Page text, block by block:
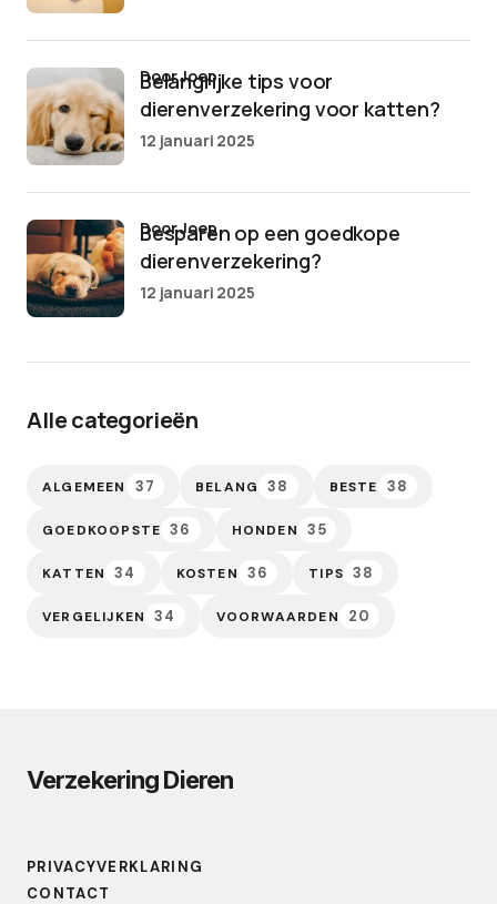
Belangrijke tips voor
dierenverzekering voor katten?
door Joep
12 januari 2025
Besparen op een goedkope
dierenverzekering?
door Joep
12 januari 2025
Alle categorieën
ALGEMEEN 37 BELANG 38 BESTE 38
GOEDKOOPSTE 36 HONDEN 35
KATTEN 34 KOSTEN 36 TIPS 38
VERGELIJKEN 34 VOORWAARDEN 20
Verzekering Dieren
PRIVACYVERKLARING
CONTACT